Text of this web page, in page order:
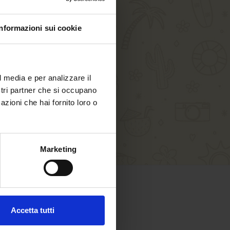
sui cookie
e per analizzare il
partner che si occupano
che hai fornito loro o
Marketing
Accetta tutti
SICHERES EINKAUFEN
bezahlen mit: